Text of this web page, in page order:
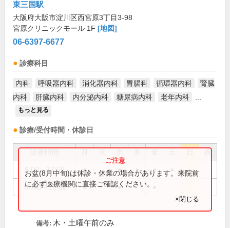
東三国駅
大阪府大阪市淀川区西宮原3丁目3-98
宮原クリニックモール 1F [地図]
06-6397-6677
診療科目
内科 呼吸器内科 消化器内科 胃腸科 循環器内科
腎臓
内科
肝臓内科 内分泌内科 糖尿病内科 老年内科
もっと見る
診療/受付時間・休診日
祝
9:00～13:00 ● ● ● ●
16:30～18:30 ● ●
お盆(8月中旬)は休診・休業の場合があります。来院前
に必ず医療機関に直接ご確認ください。
×閉じる
備考: 木・土曜午前のみ